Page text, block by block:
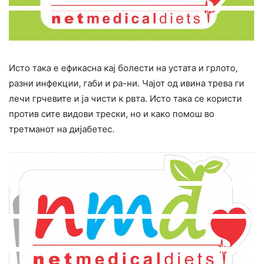
Исто така е ефикасна кај болести на устата и грлото,
разни инфекции, габи и ра-ни. Чајот од ивина трева ги
лечи грчевите и ја чисти к рвта. Исто така се користи
против сите видови трески, но и како помош во
третманот на дијабетес.